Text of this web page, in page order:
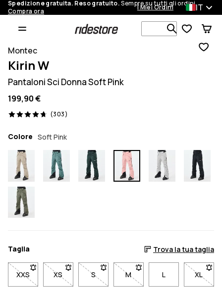
Spedizione gratuita. Reso gratuito.Sempre su tutti gli ordini.
Compra ora
I Miei Ordini IT
Cerca tra 1
Montec
Kirin W
Pantaloni Sci Donna Soft Pink
199,90 €
(303)
303 recensioni, 4.7/5
Colore Soft Pink
Taglia Trova la tua taglia
XXS- Taglia XXS non disponibile. Clicca per essere avvisato
XS- Taglia XS non disponibile. Clicca per essere
S- Taglia S non disponibile. Clicca per
M- Taglia M non disponibile.
L XL
-